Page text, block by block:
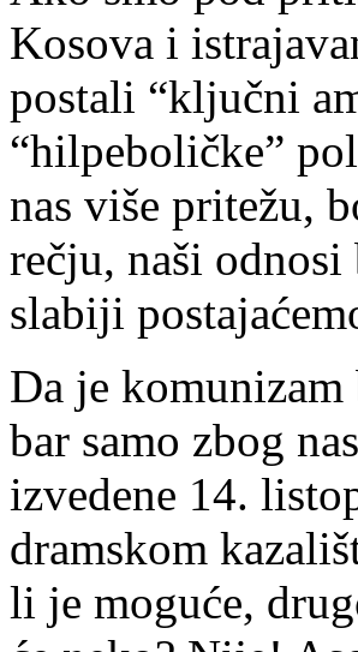
Kosova i
postali “ključni
“hilpeboličke”
nas više pritežu,
rečju, naši
slabiji
Da je
bar samo zbog
izvedene 14.
dramskom
li je moguće,